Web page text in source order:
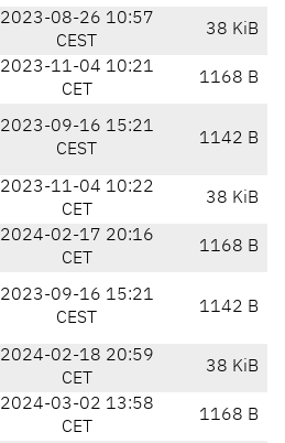
2023-08-26 10:57
CEST
38 KiB
2023-11-04 10:21
CET
1168 B
2023-09-16 15:21
CEST
1142 B
2023-11-04 10:22
CET
38 KiB
2024-02-17 20:16
CET
1168 B
2023-09-16 15:21
CEST
1142 B
2024-02-18 20:59
CET
38 KiB
2024-03-02 13:58
CET
1168 B